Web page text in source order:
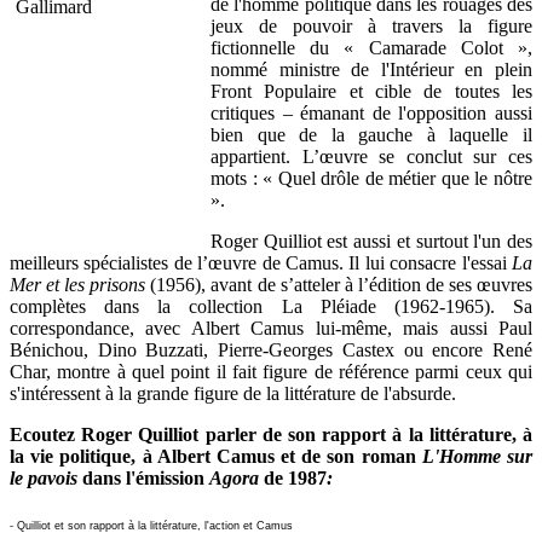
jeux de pouvoir à travers la figure
fictionnelle du « Camarade Colot »,
nommé ministre de l'Intérieur en plein
Front Populaire et cible de toutes les
critiques – émanant de l'opposition aussi
bien que de la gauche à laquelle il
appartient. L’œuvre se conclut sur ces
mots : « Quel drôle de métier que le nôtre
».
Roger Quilliot est aussi et surtout l'un des
meilleurs spécialistes de l’œuvre de Camus. Il lui consacre l'essai La
Mer et les prisons (1956), avant de s’atteler à l’édition de ses œuvres
complètes dans la collection La Pléiade (1962-1965). Sa
correspondance, avec Albert Camus lui-même, mais aussi Paul
Bénichou, Dino Buzzati, Pierre-Georges Castex ou encore René
Char, montre à quel point il fait figure de référence parmi ceux qui
s'intéressent à la grande figure de la littérature de l'absurde.
Ecoutez Roger Quilliot parler de son rapport à la littérature, à
la vie politique, à Albert Camus et de son roman L'Homme sur
le pavois dans l'émission Agora de 1987:
- Quilliot et son rapport à la littérature, l'action et Camus